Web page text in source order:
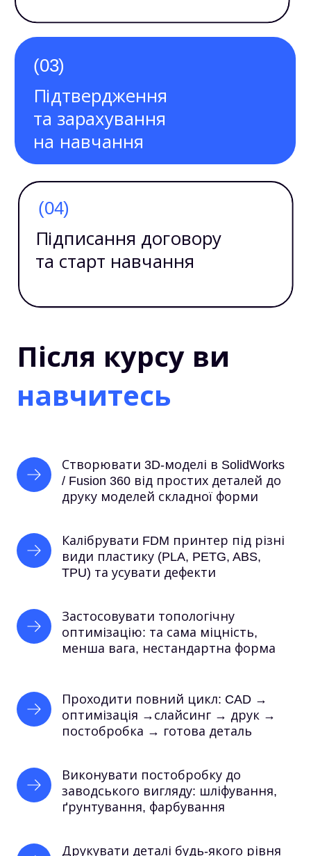
(03)
(04)
Підтвердження
та зарахування
на навчання
Підписання договору
та старт навчання
Після курсу ви
навчитесь
Створювати 3D-моделі в SolidWorks
/ Fusion 360 від простих деталей до
друку моделей складної форми
Калібрувати FDM принтер під різні
види пластику (PLA, PETG, ABS,
TPU) та усувати дефекти
Застосовувати топологічну
оптимізацію: та сама міцність,
менша вага, нестандартна форма
Проходити повний цикл: CAD →
оптимізація →слайсинг → друк →
постобробка → готова деталь
Виконувати постобробку до
заводського вигляду: шліфування,
ґрунтування, фарбування
Друкувати деталі будь-якого рівня